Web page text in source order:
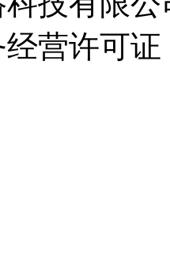
营许可证